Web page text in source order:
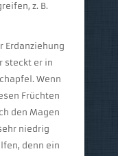
z. B.
Erdanziehung
steckt er in
Wenn
Früchten
den Magen
niedrig
denn ein